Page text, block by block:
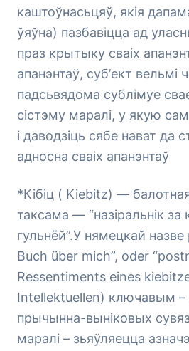
каштоўнасьцяў, якія
ўяўна) пазбавіцца ад
праз крытыку сваіх
апанэнтаў, суб’ект вельмі
падсьвядома сублімуе
сістэму маралі, у якую
і даводзіць сябе нават да
адносна сваіх апанэнтаў
*Кібіц ( Kiebitz) —
таксама — “назіральнік за
гульнёй”.У нямецкай назве
Buch über mich”, oder
Ressentiments eines
Intellektuellen) ключавым –
прычынна-выніковых
маралі – зьяўляецца